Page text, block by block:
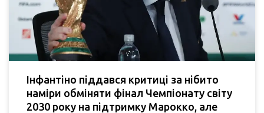
Інфантіно піддався критиці за нібито
наміри обміняти фінал Чемпіонату світу
2030 року на підтримку Марокко, але